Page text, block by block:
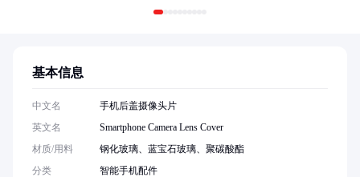
基本信息
中文名
手机后盖摄像头片
英文名
Smartphone Camera Lens Cover
材质/用料
钢化玻璃、蓝宝石玻璃、聚碳酸酯
分类
智能手机配件